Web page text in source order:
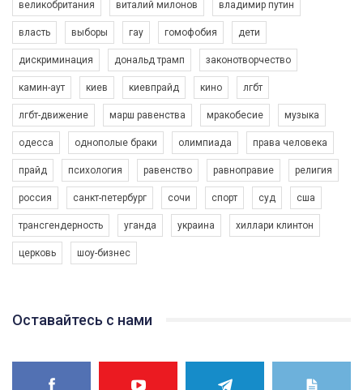
Зупинимо насильство проти ЛГБТ в Україні! Stop violence against LGBT in Ukraine!
6/30/2017
Емоційний та вражаючий промо-ролік на конкурс PACT, який
представляє програму "Гей-альянс Україна" з протидії
насильству проти ЛГБТ в Україні.
Ми просимо вашої підтримки, щоб реалізувати нашу
програму з боротьби з насильством проти ЛГБТ в Україні.
Якщо ти хочеш підтримати нас - просто натисни "лайк" під
best video, representing programme for the development of
We appeal to your support and ask to help us implement our plan
1.9K Просмотров • 226 Нравится • 5 Комментариев
великобритания виталий милонов владимир путин
власть выборы гау гомофобия дети
дискриминация дональд трамп законотворчество
камин-аут киев киевпрайд кино лгбт
лгбт-движение марш равенства мракобесие музыка
одесса однополые браки олимпиада права человека
прайд психология равенство равноправие религия
россия санкт-петербург сочи спорт суд сша
трансгендерность уганда украина хиллари клинтон
церковь шоу-бизнес
Оставайтесь с нами